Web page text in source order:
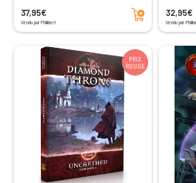
37,95€
Vendu par Philibert
Ajouter au panier 32,95€
Vendu par
PRIX
ROUGE